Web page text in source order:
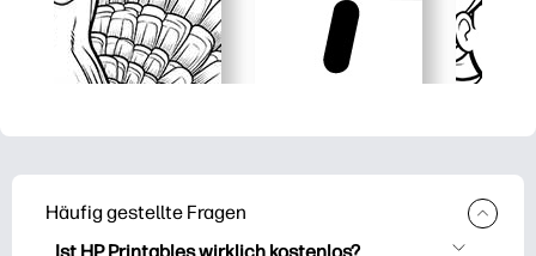
Häufig gestellte Fragen